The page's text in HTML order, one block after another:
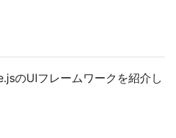
のUIフレームワークを紹介し